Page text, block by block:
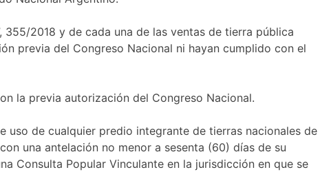
355/2018 y de cada una de las ventas de tierra pública
previa del Congreso Nacional ni hayan cumplido con el
la previa autorización del Congreso Nacional.
de cualquier predio integrante de tierras nacionales de
una antelación no menor a sesenta (60) días de su
Consulta Popular Vinculante en la jurisdicción en que se